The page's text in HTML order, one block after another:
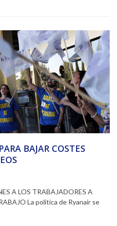
BAJAR COSTES
A LOS TRABAJADORES A
La política de Ryanair se